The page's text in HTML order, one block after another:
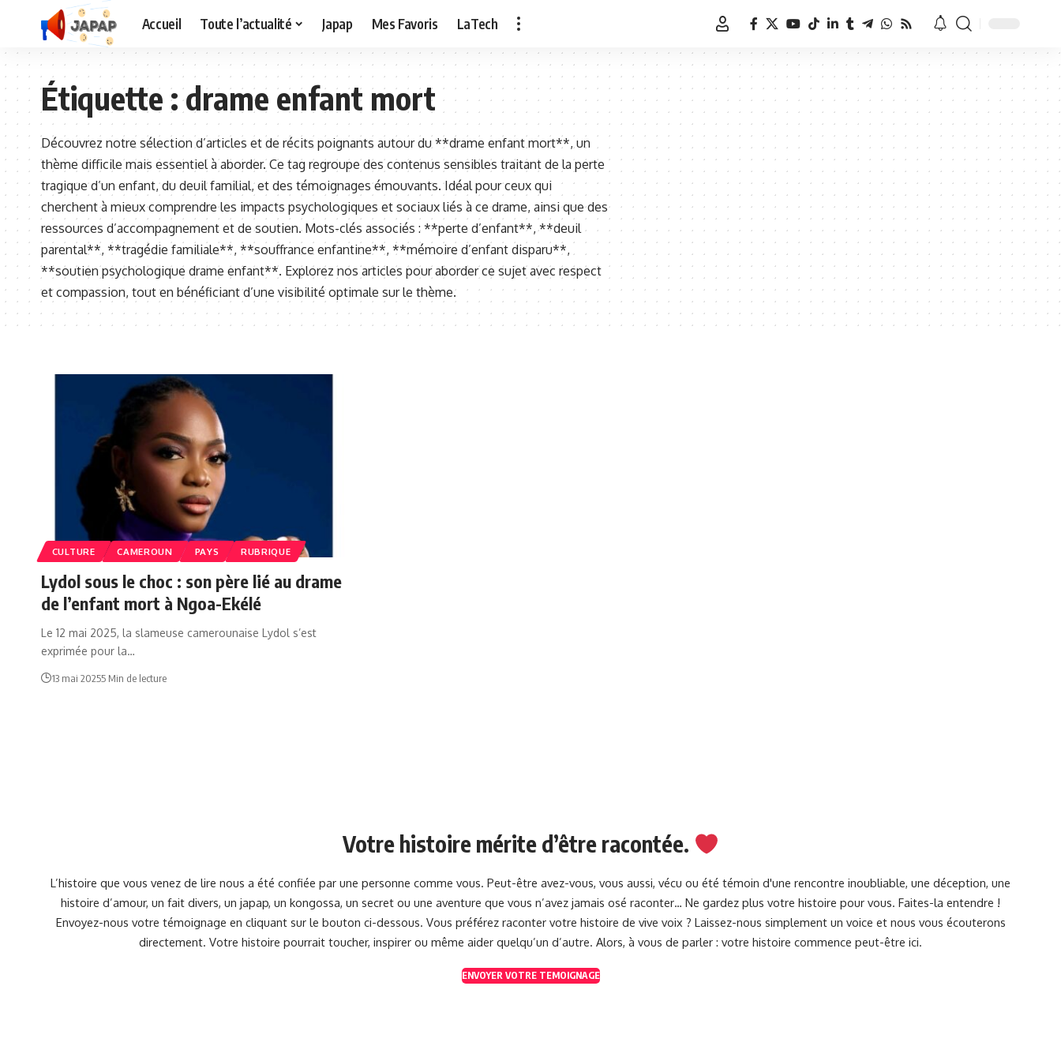
Accueil Toute l’actualité Japap Mes Favoris LaTech
Étiquette :drame enfant mort
Découvrez notre sélection d’articles et de récits poignants autour du **drame enfant mort**, un
thème difficile mais essentiel à aborder. Ce tag regroupe des contenus sensibles traitant de la perte
tragique d’un enfant, du deuil familial, et des témoignages émouvants. Idéal pour ceux qui
cherchent à mieux comprendre les impacts psychologiques et sociaux liés à ce drame, ainsi que des
ressources d’accompagnement et de soutien. Mots-clés associés : **perte d’enfant**, **deuil
parental**, **tragédie familiale**, **souffrance enfantine**, **mémoire d’enfant disparu**,
**soutien psychologique drame enfant**. Explorez nos articles pour aborder ce sujet avec respect
et compassion, tout en bénéficiant d’une visibilité optimale sur le thème.
CULTURE CAMEROUN PAYS RUBRIQUE
Lydol sous le choc : son père lié au drame
de l’enfant mort à Ngoa-Ekélé
Le 12 mai 2025, la slameuse camerounaise Lydol s’est
exprimée pour la…
13 mai 20255 Min de lecture
Votre histoire mérite d’être racontée.
L’histoire que vous venez de lire nous a été confiée par une personne comme vous. Peut-être avez-vous, vous aussi, vécu ou été témoin d'une rencontre inoubliable, une déception, une
histoire d’amour, un fait divers, un japap, un kongossa, un secret ou une aventure que vous n’avez jamais osé raconter… Ne gardez plus votre histoire pour vous. Faites-la entendre !
Envoyez-nous votre témoignage en cliquant sur le bouton ci-dessous. Vous préférez raconter votre histoire de vive voix ? Laissez-nous simplement un voice et nous vous écouterons
directement. Votre histoire pourrait toucher, inspirer ou même aider quelqu’un d’autre. Alors, à vous de parler : votre histoire commence peut-être ici.
ENVOYER VOTRE TEMOIGNAGE